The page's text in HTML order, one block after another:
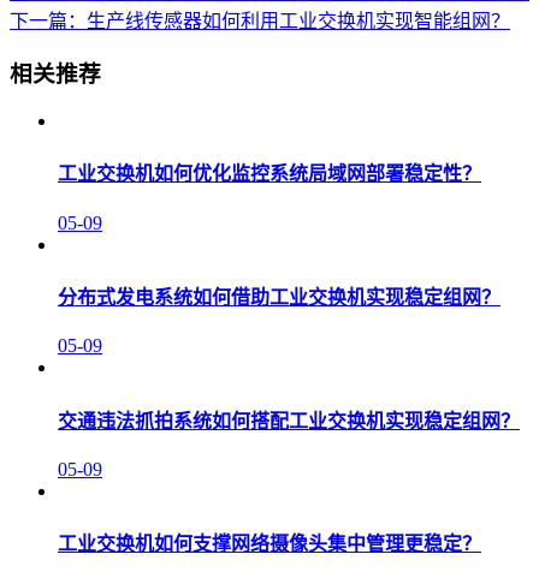
下一篇：生产线传感器如何利用工业交换机实现智能组网？
相关推荐
工业交换机如何优化监控系统局域网部署稳定性？
05-09
分布式发电系统如何借助工业交换机实现稳定组网？
05-09
交通违法抓拍系统如何搭配工业交换机实现稳定组网？
05-09
工业交换机如何支撑网络摄像头集中管理更稳定？